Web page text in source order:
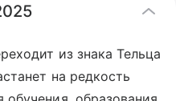
из знака Тельца
на редкость